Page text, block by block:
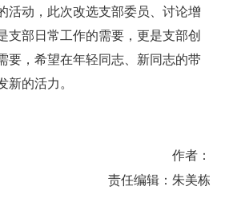
活动，此次改选支部委员、讨论增
支部日常工作的需要，更是支部创
要，希望在年轻同志、新同志的带
新的活力。
作者：
责任编辑：朱美栋